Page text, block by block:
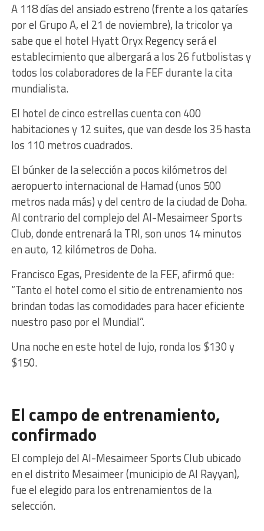
A 118 días del ansiado estreno (frente a los qataríes
por el Grupo A, el 21 de noviembre), la tricolor ya
sabe que el hotel Hyatt Oryx Regency será el
establecimiento que albergará a los 26 futbolistas y
todos los colaboradores de la FEF durante la cita
mundialista.
El hotel de cinco estrellas cuenta con 400
habitaciones y 12 suites, que van desde los 35 hasta
los 110 metros cuadrados.
El búnker de la selección a pocos kilómetros del
aeropuerto internacional de Hamad (unos 500
metros nada más) y del centro de la ciudad de Doha.
Al contrario del complejo del Al-Mesaimeer Sports
Club, donde entrenará la TRI, son unos 14 minutos
en auto, 12 kilómetros de Doha.
Francisco Egas, Presidente de la FEF, afirmó que:
“Tanto el hotel como el sitio de entrenamiento nos
brindan todas las comodidades para hacer eficiente
nuestro paso por el Mundial”.
Una noche en este hotel de lujo, ronda los $130 y
$150.
El campo de entrenamiento,
confirmado
El complejo del Al-Mesaimeer Sports Club ubicado
en el distrito Mesaimeer (municipio de Al Rayyan),
fue el elegido para los entrenamientos de la
selección.